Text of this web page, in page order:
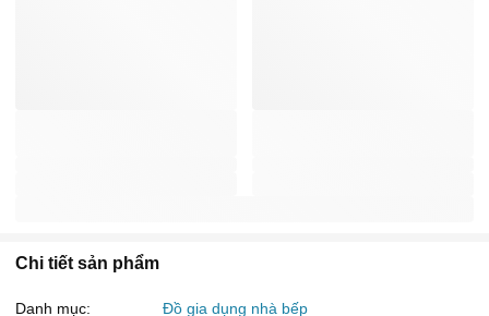
Chi tiết sản phẩm
Danh mục: Đồ gia dụng nhà bếp